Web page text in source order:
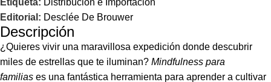
Editorial: Desclée De Brouwer
Descripción
¿Quieres vivir una maravillosa expedición donde descubrir
miles de estrellas que te iluminan? Mindfulness para
familias es una fantástica herramienta para aprender a cultivar